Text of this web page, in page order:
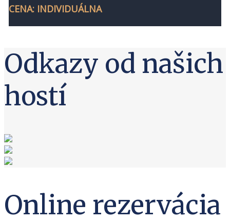
CENA: INDIVIDUÁLNA
Odkazy od našich
hostí
Online rezervácia